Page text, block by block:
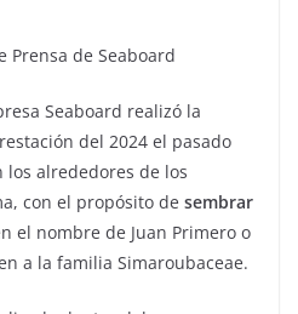
Prensa de Seaboard
Seaboard realizó la
del 2024 el pasado
los alrededores de los
con el propósito de sembrar
el nombre de Juan Primero o
a la familia Simaroubaceae.